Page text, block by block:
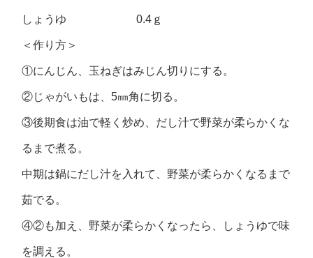
しょうゆ 0.4ｇ
＜作り方＞
①にんじん、玉ねぎはみじん切りにする。
②じゃがいもは、5㎜角に切る。
③後期食は油で軽く炒め、だし汁で野菜が柔らかくな
るまで煮る。
中期は鍋にだし汁を入れて、野菜が柔らかくなるまで
茹でる。
④②も加え、野菜が柔らかくなったら、しょうゆで味
を調える。